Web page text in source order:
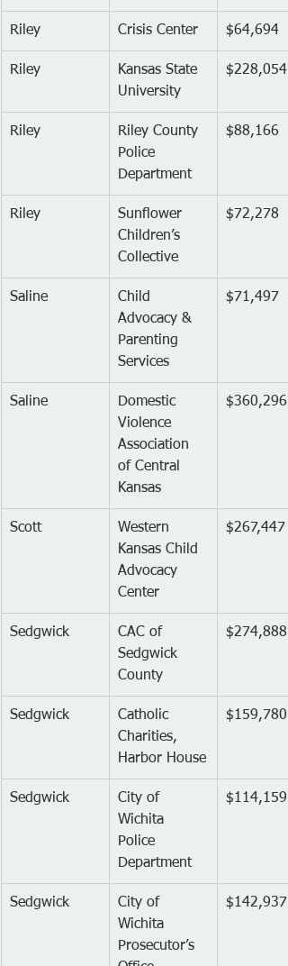
Riley Crisis Center $64,694
Riley
Kansas State
University
$228,054
Riley
Riley County
Police
Department
$88,166
Riley
Sunflower
Children’s
Collective
$72,278
Saline
Child
Advocacy &
Parenting
Services
$71,497
Saline
Domestic
Violence
Association
of Central
Kansas
$360,296
Scott
Western
Kansas Child
Advocacy
Center
$267,447
Sedgwick
CAC of
Sedgwick
County
$274,888
Sedgwick
Catholic
Charities,
Harbor House
$159,780
Sedgwick
City of
Wichita
Police
Department
$114,159
Sedgwick
City of
Wichita
Prosecutor’s
$142,937